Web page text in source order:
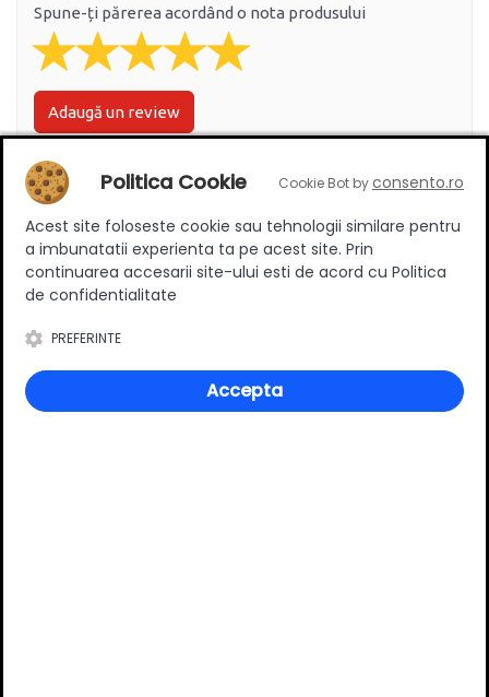
Spune-ți părerea acordând o nota produsului
Adaugă un review
Ratingul general al produsului
0 (0 review-uri)
Întrebări și răspunsuri
Politica Cookie Cookie Bot byconsento.ro
Acest site foloseste cookie sau tehnologii similare pentru
a imbunatatii experienta ta pe acest site. Prin
continuarea accesarii site-ului esti de acord cu Politica
de confidentialitate
PREFERINTE
Accepta